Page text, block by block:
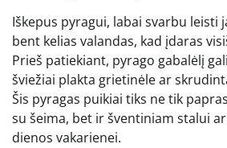
Iškepus pyragui, labai svarbu leisti
bent kelias valandas, kad įdaras
Prieš patiekiant, pyrago gabalėlį
šviežiai plakta grietinėle ar
Šis pyragas puikiai tiks ne tik
su šeima, bet ir šventiniam stalui
dienos vakarienei.